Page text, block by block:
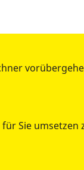
Sie umsetzen